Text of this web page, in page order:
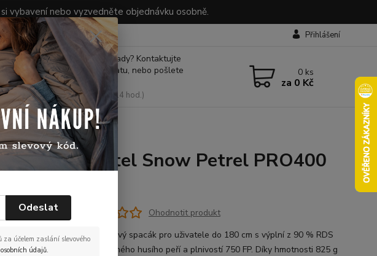
vybavení nebo vyzvedněte objednávku osobně.
Přihlášení
Nevíte si rady? Kontaktujte
nás na chatu, nebo pošlete
mail.
(Po-Pá, 9-14 hod.)
0 ks
za 0 Kč
PRO400 vel. M - 825g
spací pytel Snow Petrel PRO400
Ohodnotit produkt
Lehký péřový spacák pro uživatele do 180 cm s výplní z 90 % RDS
certifikovaného husího peří a plnivostí 750 FP. Díky hmotnosti 825 g
Odeslat
účelem zaslání slevového
údajů.